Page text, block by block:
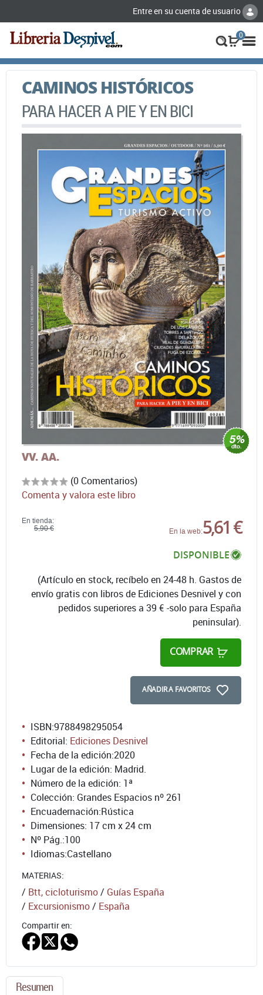
Entre en su cuenta de usuario
0
CAMINOS HISTÓRICOS
PARA HACER A PIE Y EN BICI
VV. AA.
(0 Comentarios)
Comenta y valora este libro
En tienda:
5,90 €
En la web:5,61 €
DISPONIBLE
(Artículo en stock, recíbelo en 24-48 h. Gastos de
envío gratis con libros de Ediciones Desnivel y con
pedidos superiores a 39 € -solo para España
peninsular).
COMPRAR
AÑADIR A FAVORITOS
ISBN:9788498295054
Editorial: Ediciones Desnivel
Fecha de la edición:2020
Lugar de la edición: Madrid.
Número de la edición: 1ª
Colección: Grandes Espacios nº 261
Encuadernación:Rústica
Dimensiones: 17 cm x 24 cm
Nº Pág.:100
Idiomas:Castellano
MATERIAS:
/ Btt, cicloturismo/ Guías España
/ Excursionismo/ España
Compartir en:
Resumen